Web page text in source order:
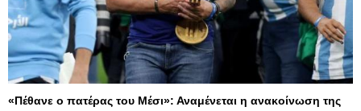
«Πέθανε ο πατέρας του Μέσι»: Αναμένεται η ανακοίνωση της